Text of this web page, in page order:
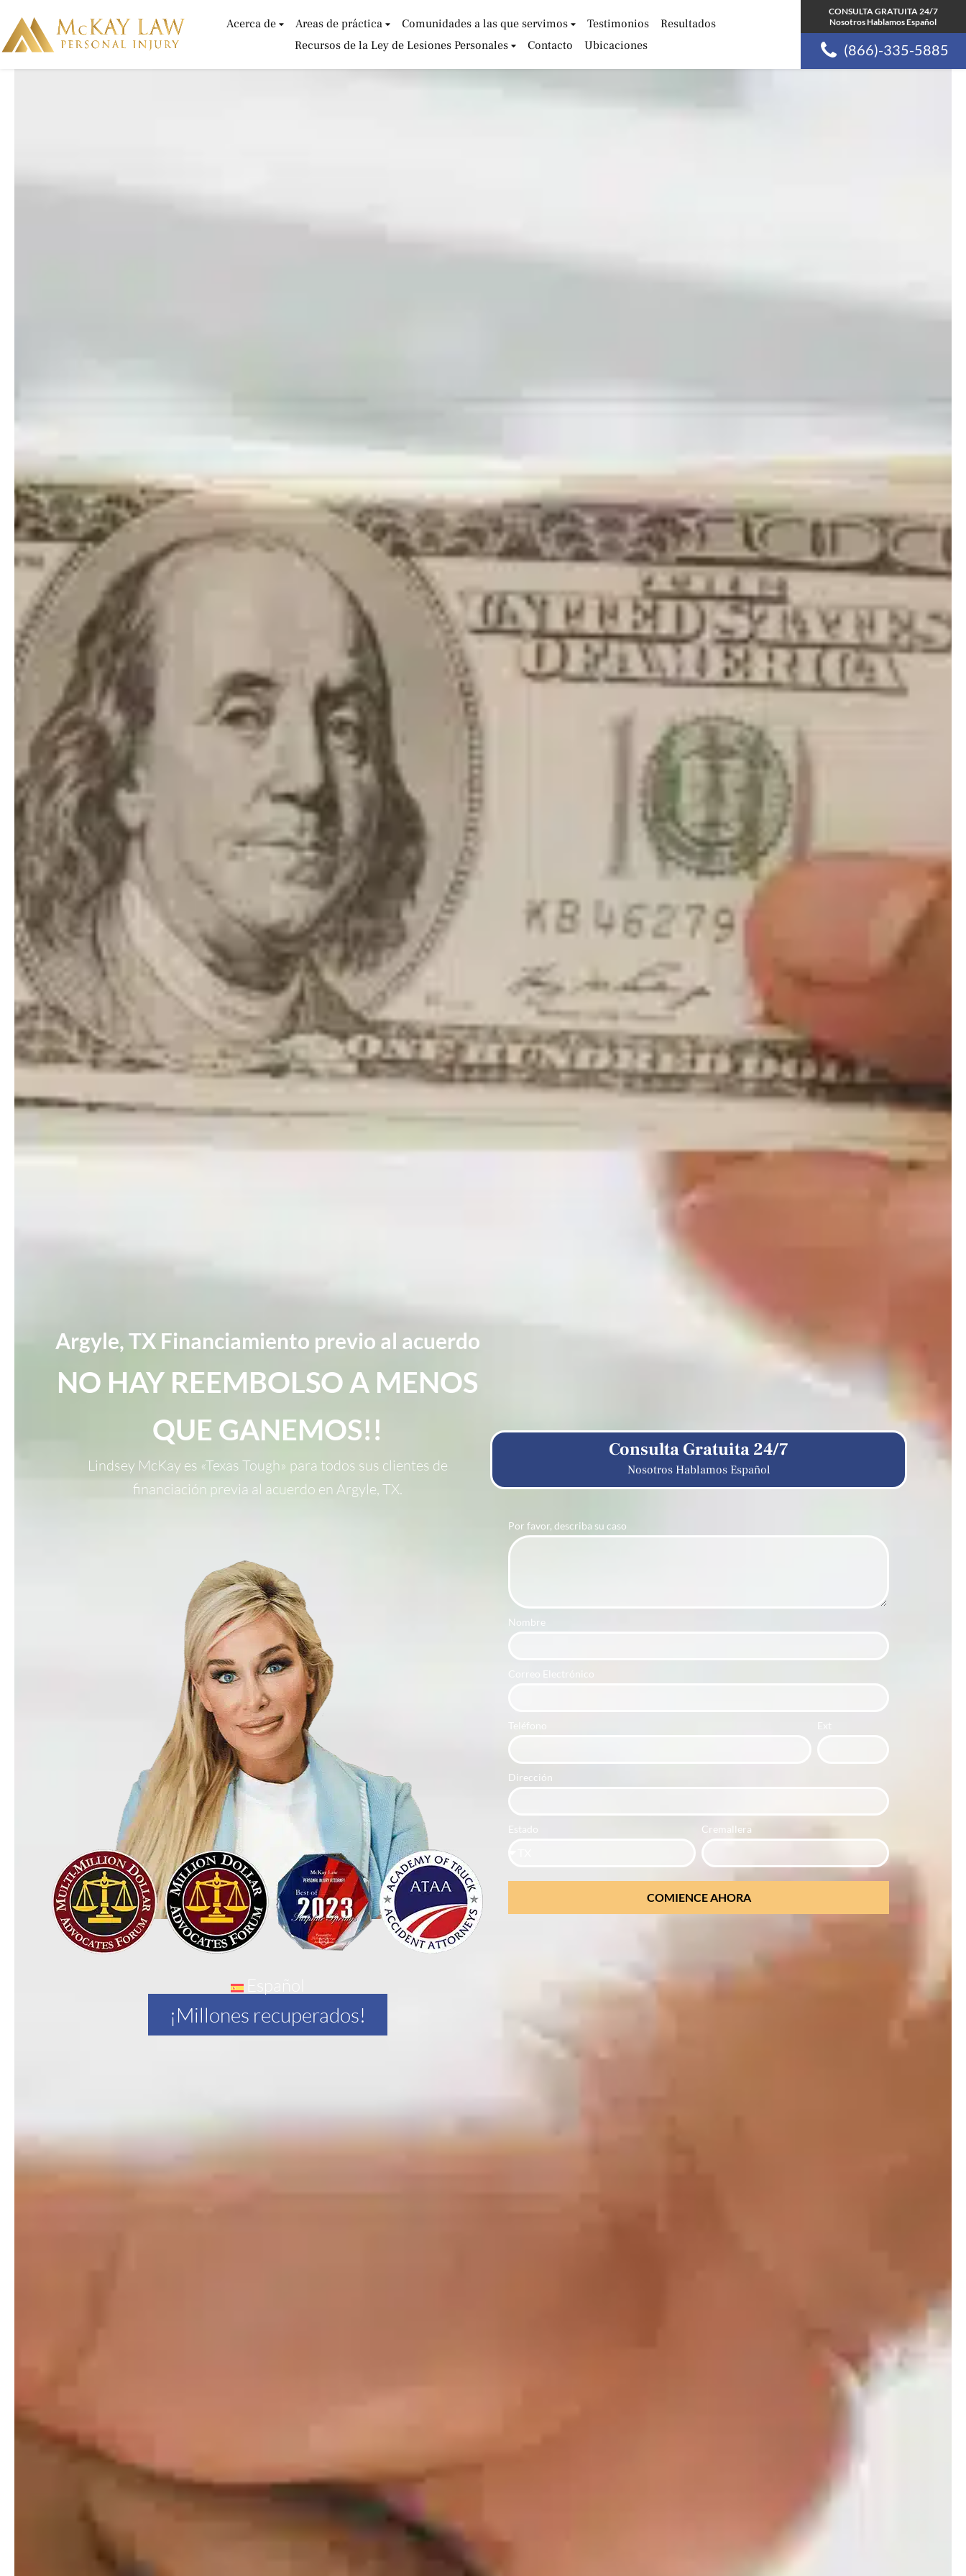
al
contenido
Acerca de Areas de práctica Comunidades a las que servimos Testimonios
Resultados
Recursos de la Ley de Lesiones Personales
Contacto Ubicaciones
CONSULTA GRATUITA 24/7
Nosotros Hablamos Español
(866)-335-5885
Argyle, TX Financiamiento previo al acuerdo
NO HAY REEMBOLSO A MENOS
QUE GANEMOS!!
Lindsey McKay es «Texas Tough» para todos sus clientes de
financiación previa al acuerdo en Argyle, TX.
¡Millones recuperados!
Consulta Gratuita 24/7
Nosotros Hablamos Español
Por favor, describa su caso
Nombre
Correo Electrónico
Dirección
Cremallera
COMIENCE AHORA